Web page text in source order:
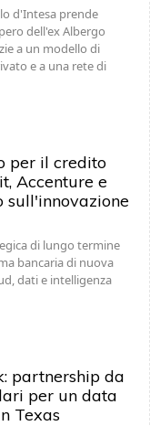
d'Intesa prende
dell'ex Albergo
a un modello di
e a una rete di
per il credito
Accenture e
sull'innovazione
di lungo termine
bancaria di nuova
dati e intelligenza
partnership da
per un data
Texas